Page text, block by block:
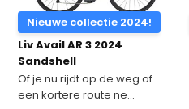
Nieuwe collectie 2024!
Liv Avail AR 3 2024
Sandshell
Of je nu rijdt op de weg of
een kortere route ne...